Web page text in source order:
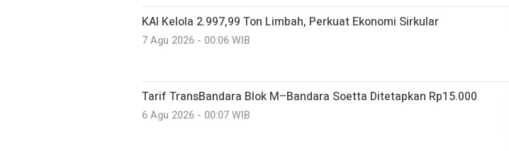
KAI Kelola 2.997,99 Ton Limbah, Perkuat Ekonomi Sirkular
7 Agu 2026 - 00:06 WIB
Tarif TransBandara Blok M–Bandara Soetta Ditetapkan Rp15.000
6 Agu 2026 - 00:07 WIB